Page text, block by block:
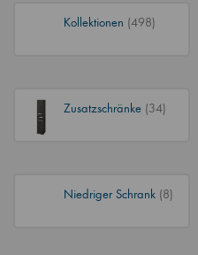
Kollektionen (498)
Zusatzschränke (34)
Niedriger Schrank (8)